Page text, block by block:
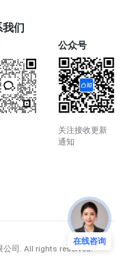
们
公众号
关注接收更新
通知
公司 . All rights reserved.
在线咨询